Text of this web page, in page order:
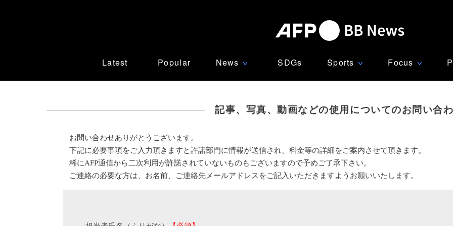
Latest Popular News ∨ SDGs Sports ∨ Focus ∨
記事、写真、動画などの使用についてのお問い合
お問い合わせありがとうございます。
下記に必要事項をご入力頂きますと許諾部門に情報が送信され、料金等の詳細をご案内させて頂きます。
稀にAFP通信から二次利用が許諾されていないものもございますので予めご了承下さい。
ご連絡の必要な方は、お名前、ご連絡先メールアドレスをご記入いただきますようお願いいたします。